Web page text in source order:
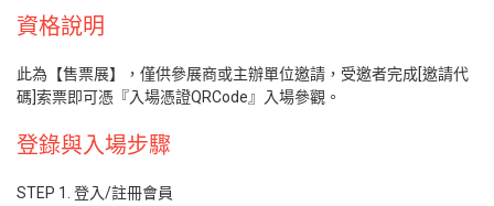
資格說明
此為【售票展】，僅供參展商或主辦單位邀請，受邀者完成[邀請代
碼]索票即可憑『入場憑證QRCode』入場參觀。
登錄與入場步驟
STEP 1. 登入/註冊會員